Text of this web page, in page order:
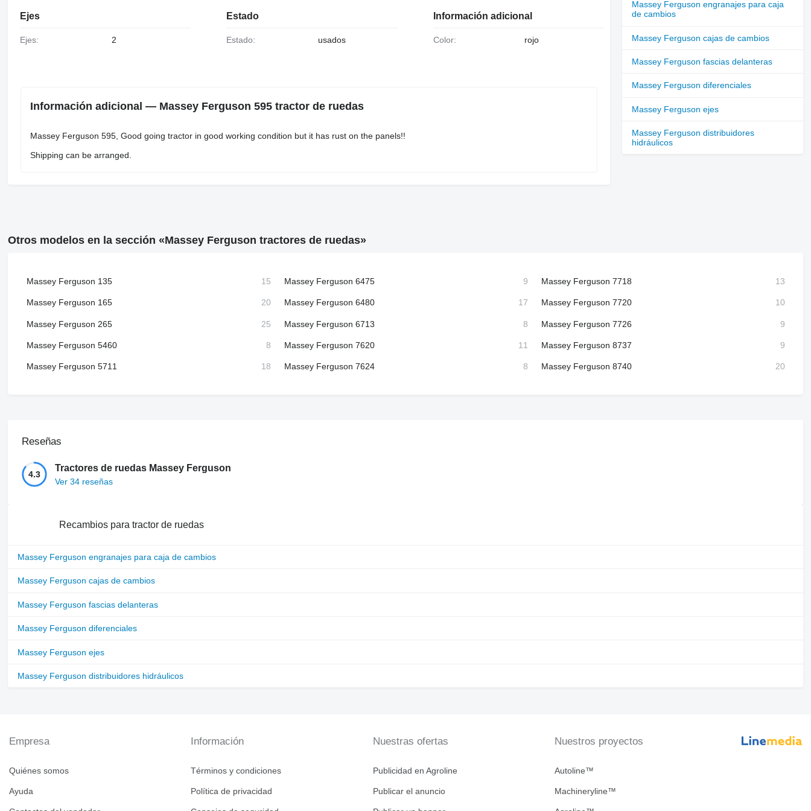
Ejes
Ejes: 2
Estado
Estado: usados
Información adicional
Color: rojo
Información adicional — Massey Ferguson 595 tractor de ruedas
Massey Ferguson 595, Good going tractor in good working condition but it has rust on the panels!!
Shipping can be arranged.
Massey Ferguson engranajes para caja
de cambios
Massey Ferguson cajas de cambios
Massey Ferguson fascias delanteras
Massey Ferguson diferenciales
Massey Ferguson ejes
Massey Ferguson distribuidores
hidráulicos
Otros modelos en la sección «Massey Ferguson tractores de ruedas»
Massey Ferguson 135
Massey Ferguson 165
Massey Ferguson 265
Massey Ferguson 5460
Massey Ferguson 5711
Massey Ferguson 6475
Massey Ferguson 6480
Massey Ferguson 6713
Massey Ferguson 7620
Massey Ferguson 7624
Massey Ferguson 7718
Massey Ferguson 7720
Massey Ferguson 7726
Massey Ferguson 8737
Massey Ferguson 8740
Reseñas
4.3
Tractores de ruedas Massey Ferguson
Ver 34 reseñas
Recambios para tractor de ruedas
Massey Ferguson engranajes para caja de cambios
Massey Ferguson cajas de cambios
Massey Ferguson fascias delanteras
Massey Ferguson diferenciales
Massey Ferguson ejes
Massey Ferguson distribuidores hidráulicos
Empresa
Quiénes somos
Ayuda
Información
Términos y condiciones
Política de privacidad
Nuestras ofertas
Publicidad en Agroline
Publicar el anuncio
Nuestros proyectos
Autoline™
Machineryline™